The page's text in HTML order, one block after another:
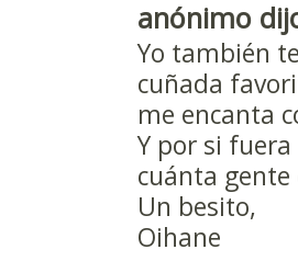
anónimo
Yo también
cuñada
me encanta
Y por si
cuánta
Un besito,
Oihane